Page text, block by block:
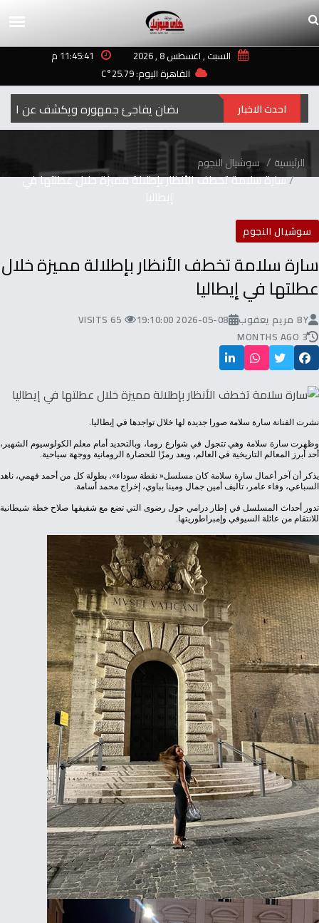
السبت , اغسطس 8 , 2026
11:45:41 م
القاهرة اليوم: 25.79°C
رمضان‭ ‬..2027محمد‭ ‬رمضان‭ ‬يفاجئ‭ ‬جمهوره‭ ‬ويكشف‭ ‬عن‭ ‬اسم‭ ‬ومهنة‭ ‬شخصيته‭ ‬الجديدة
احدث الاخبار
الرئيسية سوشيال النجوم
‬إيطاليا
سوشيال النجوم
‬عطلتها‭ ‬في‭ ‬إيطاليا
BY مريم يعقوب 2026-05-08 19:10:00
65 VISITS
3 MONTHS AGO
نشرت‭ ‬الفنانة‭ ‬سارة‭ ‬سلامة‭ ‬صورا‭ ‬جديدة‭ ‬لها‭ ‬خلال‭ ‬تواجدها‭ ‬في‭ ‬إيطاليا‭.‬
‬أحد‭ ‬أبرز‭ ‬المعالم‭ ‬التاريخية‭ ‬في‭ ‬العالم،‭ ‬ويعد‭ ‬رمزًا‭ ‬للحضارة‭ ‬الرومانية‭ ‬ووجهة‭ ‬سياحية‭.‬
‬السباعي،‭ ‬وفاء‭ ‬عامر،‭ ‬تأليف‭ ‬أمين‭ ‬جمال‭ ‬ومينا‭ ‬بباوي،‭ ‬إخراج‭ ‬محمد‭ ‬أسامة‭.‬
‬للانتقام‭ ‬من‭ ‬عائلة‭ ‬السيوفي‭ ‬وإمبراطوريتها‭.‬